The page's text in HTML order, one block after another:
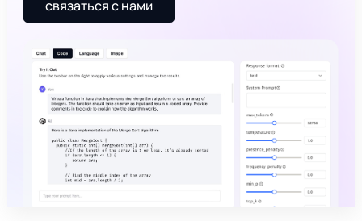
связаться с нами